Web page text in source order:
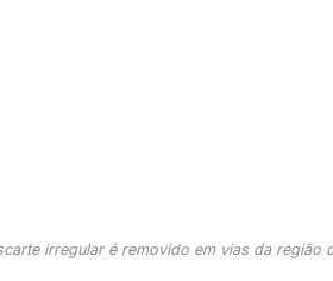
irregular é removido em vias da região